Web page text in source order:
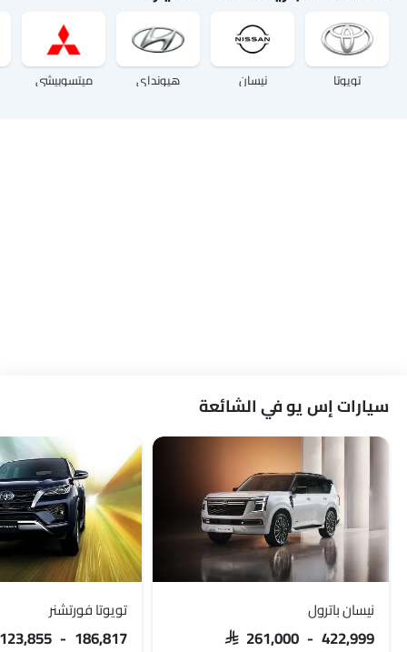
تويوتا نيسان هيونداي ميتسوبيشي
سيارات إس يو في الشائعة
نيسان باترول
SAR 261,000 - 422,999
تويوتا فورتشنر
123,855 - 186,817